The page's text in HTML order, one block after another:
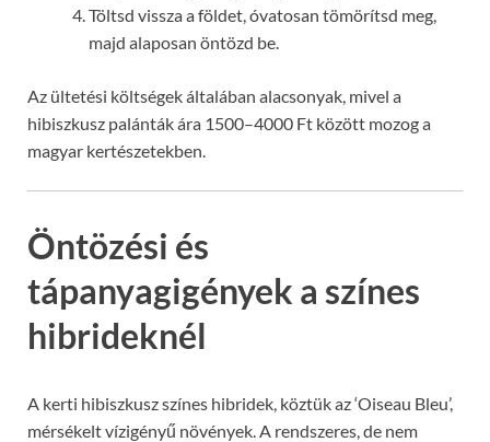
Töltsd vissza a földet, óvatosan tömörítsd meg,
majd alaposan öntözd be.
Az ültetési költségek általában alacsonyak, mivel a
hibiszkusz palánták ára 1500–4000 Ft között mozog a
magyar kertészetekben.
Öntözési és
tápanyagigények a színes
hibrideknél
A kerti hibiszkusz színes hibridek, köztük az ‘Oiseau Bleu’,
mérsékelt vízigényű növények. A rendszeres, de nem